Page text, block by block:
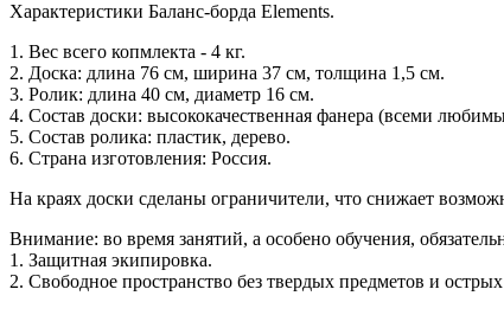
Характеристики Баланс-борда Elements.
1. Вес всего копмлекта - 4 кг.
2. Доска: длина 76 см, ширина 37 см, толщина 1,5 см.
3. Ролик: длина 40 см, диаметр 16 см.
4. Состав доски: высококачественная фанера (всеми
5. Состав ролика: пластик, дерево.
6. Страна изготовления: Россия.
На краях доски сделаны ограничители, что снижает
Внимание: во время занятий, а особено обучения,
1. Защитная экипировка.
2. Свободное пространство без твердых предметов и острых